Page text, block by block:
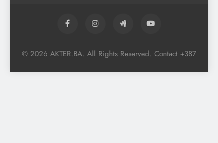
© 2026 AKTER.BA. All Rights Reserved. Contact +387